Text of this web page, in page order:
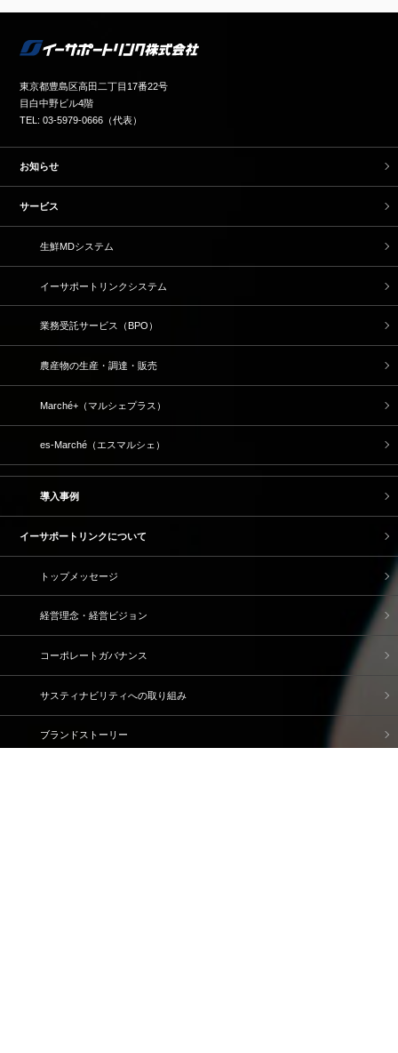
東京都豊島区高田二丁目17番22号
目白中野ビル4階
TEL: 03-5979-0666（代表）
お知らせ
サービス
生鮮MDシステム
イーサポートリンクシステム
業務受託サービス（BPO）
農産物の生産・調達・販売
Marché+（マルシェプラス）
es-Marché（エスマルシェ）
導入事例
イーサポートリンクについて
トップメッセージ
経営理念・経営ビジョン
コーポレートガバナンス
サスティナビリティへの取り組み
ブランドストーリー